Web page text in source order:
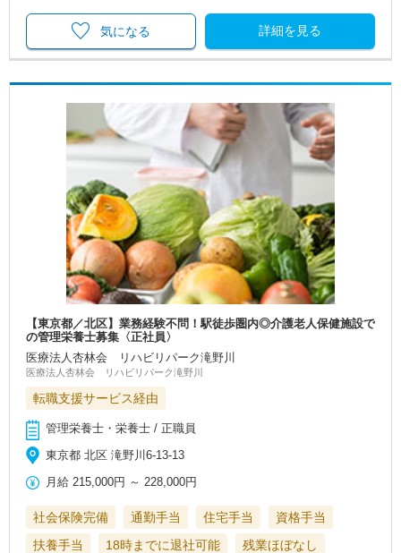
詳細を見る
気になる
【東京都／北区】業務経験不問！駅徒歩圏内◎介護老人保健施設で
の管理栄養士募集〈正社員〉
医療法人杏林会 リハビリパーク滝野川
医療法人杏林会 リハビリパーク滝野川
転職支援サービス経由
管理栄養士・栄養士 / 正職員
東京都 北区 滝野川6-13-13
月給 215,000円 ～ 228,000円
社会保険完備 通勤手当 住宅手当
資格手当
扶養手当
18時までに退社可能 残業ほぼなし